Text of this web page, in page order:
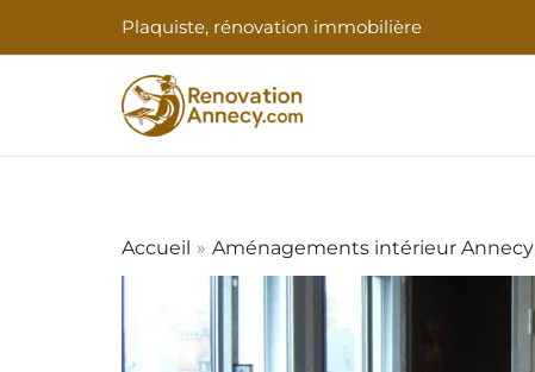
Plaquiste, rénovation immobilière
Accueil Aménagements intérieur Annecy